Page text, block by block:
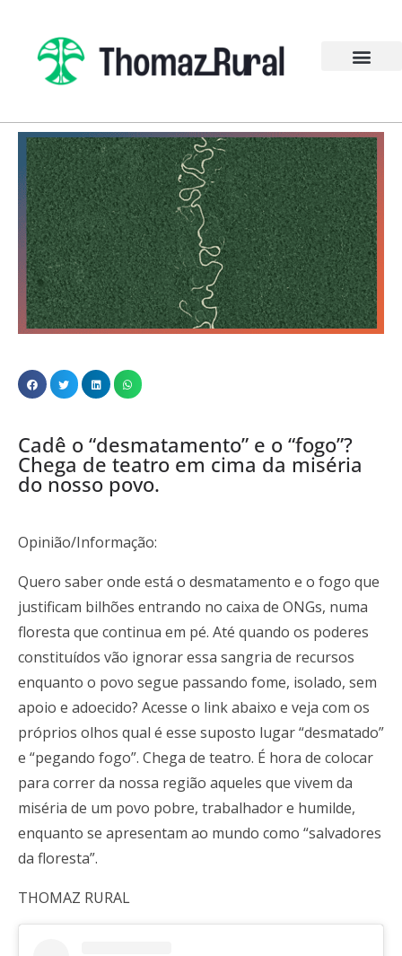
Cadê o “desmatamento” e o “fogo”?
Chega de teatro em cima da miséria
do nosso povo.
Opinião/Informação:
Quero saber onde está o desmatamento e o fogo que
justificam bilhões entrando no caixa de ONGs, numa
floresta que continua em pé. Até quando os poderes
constituídos vão ignorar essa sangria de recursos
enquanto o povo segue passando fome, isolado, sem
apoio e adoecido? Acesse o link abaixo e veja com os
próprios olhos qual é esse suposto lugar “desmatado”
e “pegando fogo”. Chega de teatro. É hora de colocar
para correr da nossa região aqueles que vivem da
miséria de um povo pobre, trabalhador e humilde,
enquanto se apresentam ao mundo como “salvadores
da floresta”.
THOMAZ RURAL